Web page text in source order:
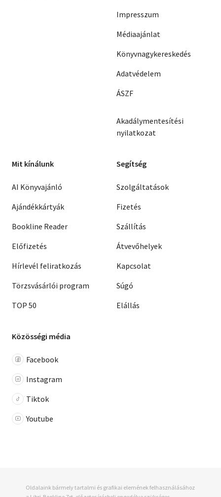
Impresszum
Médiaajánlat
Könyvnagykereskedés
Adatvédelem
ÁSZF
Akadálymentesítési
nyilatkozat
Mit kínálunk
AI Könyvajánló
Ajándékkártyák
Bookline Reader
Előfizetés
Hírlevél feliratkozás
Törzsvásárlói program
TOP 50
Segítség
Szolgáltatások
Fizetés
Szállítás
Átvevőhelyek
Kapcsolat
Súgó
Elállás
Közösségi média
Facebook
Instagram
Tiktok
Youtube
Oldalaink bármely tartalmi és grafikai elemének felhasználásához